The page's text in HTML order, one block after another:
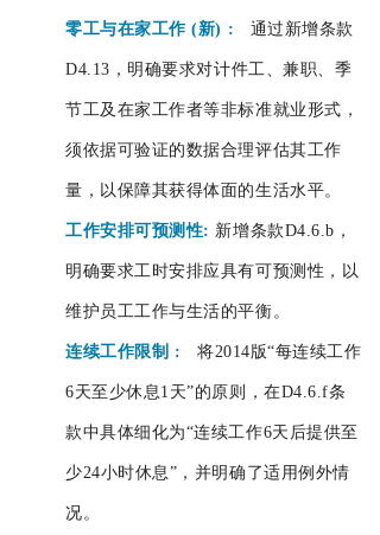
零工与在家工作 (新) : 通过新增条款
D4.13，明确要求对计件工、兼职、季
节工及在家工作者等非标准就业形式，
须依据可验证的数据合理评估其工作
量，以保障其获得体面的生活水平。
工作安排可预测性: 新增条款D4.6.b，
明确要求工时安排应具有可预测性，以
维护员工工作与生活的平衡。
连续工作限制 : 将2014版“每连续工作
6天至少休息1天”的原则，在D4.6.f条
款中具体细化为“连续工作6天后提供至
少24小时休息”，并明确了适用例外情
况。